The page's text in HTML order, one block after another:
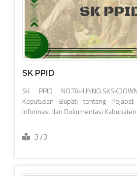
SK PPID
SK PPID
Keputusan Bupati tentang Pejabat
Informasi dan Dokumentasi
373